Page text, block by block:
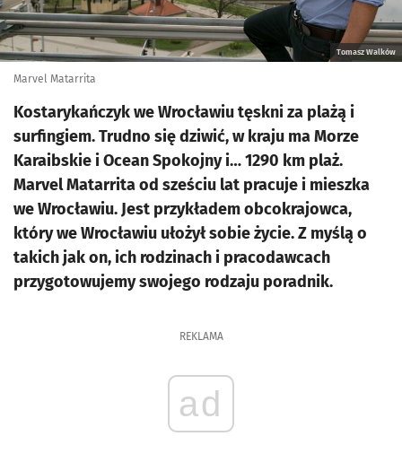
Tomasz Walków
Marvel Matarrita
Kostarykańczyk we Wrocławiu tęskni za plażą i
surfingiem. Trudno się dziwić, w kraju ma Morze
Karaibskie i Ocean Spokojny i… 1290 km plaż.
Marvel Matarrita od sześciu lat pracuje i mieszka
we Wrocławiu. Jest przykładem obcokrajowca,
który we Wrocławiu ułożył sobie życie. Z myślą o
takich jak on, ich rodzinach i pracodawcach
przygotowujemy swojego rodzaju poradnik.
REKLAMA
ad